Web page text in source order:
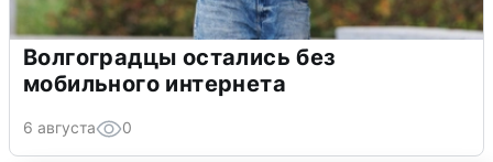
Волгоградцы остались без
мобильного интернета
6 августа 0